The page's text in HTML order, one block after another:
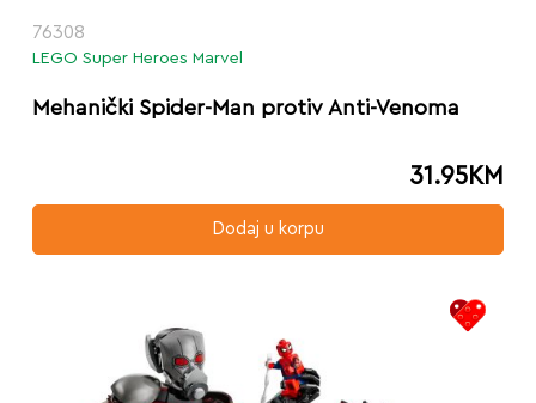
76308
LEGO Super Heroes Marvel
Mehanički Spider-Man protiv Anti-Venoma
31.95KM
Dodaj u korpu